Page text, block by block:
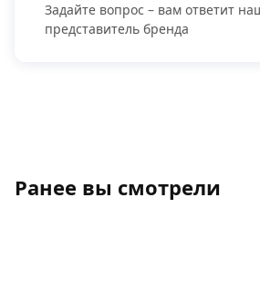
Задайте вопрос – вам ответит
представитель бренда
Ранее вы смотрели